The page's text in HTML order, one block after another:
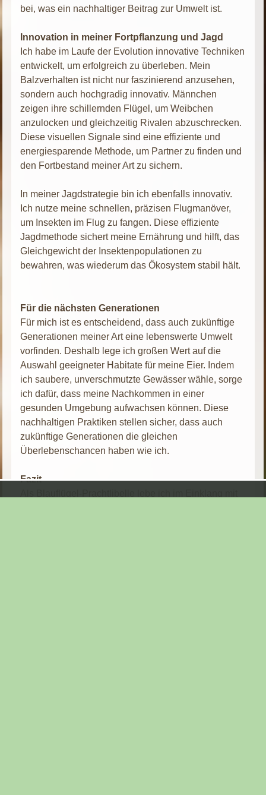
bei, was ein nachhaltiger Beitrag zur Umwelt ist.
Innovation in meiner Fortpflanzung und Jagd
Ich habe im Laufe der Evolution innovative Techniken
entwickelt, um erfolgreich zu überleben. Mein
Balzverhalten ist nicht nur faszinierend anzusehen,
sondern auch hochgradig innovativ. Männchen
zeigen ihre schillernden Flügel, um Weibchen
anzulocken und gleichzeitig Rivalen abzuschrecken.
Diese visuellen Signale sind eine effiziente und
energiesparende Methode, um Partner zu finden und
den Fortbestand meiner Art zu sichern.
In meiner Jagdstrategie bin ich ebenfalls innovativ.
Ich nutze meine schnellen, präzisen Flugmanöver,
um Insekten im Flug zu fangen. Diese effiziente
Jagdmethode sichert meine Ernährung und hilft, das
Gleichgewicht der Insektenpopulationen zu
bewahren, was wiederum das Ökosystem stabil hält.
Für die nächsten Generationen
Für mich ist es entscheidend, dass auch zukünftige
Generationen meiner Art eine lebenswerte Umwelt
vorfinden. Deshalb lege ich großen Wert auf die
Auswahl geeigneter Habitate für meine Eier. Indem
ich saubere, unverschmutzte Gewässer wähle, sorge
ich dafür, dass meine Nachkommen in einer
gesunden Umgebung aufwachsen können. Diese
nachhaltigen Praktiken stellen sicher, dass auch
zukünftige Generationen die gleichen
Überlebenschancen haben wie ich.
Fazit